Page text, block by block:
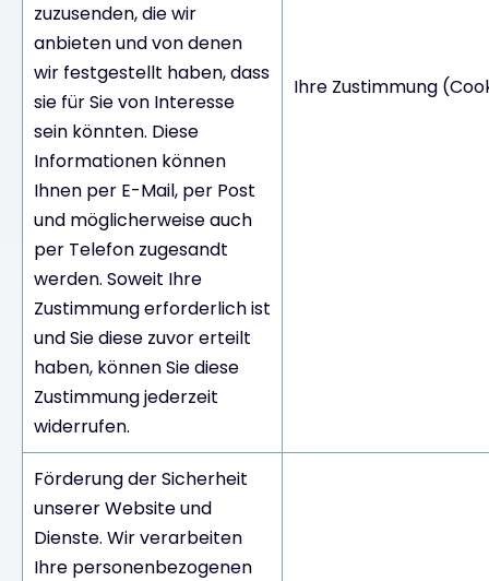
zuzusenden, die wir
anbieten und von denen
wir festgestellt haben, dass
sie für Sie von Interesse
sein könnten. Diese
Informationen können
Ihnen per E-Mail, per Post
und möglicherweise auch
per Telefon zugesandt
werden. Soweit Ihre
Zustimmung erforderlich ist
und Sie diese zuvor erteilt
haben, können Sie diese
Zustimmung jederzeit
widerrufen.
Ihre Zustimmung
Förderung der Sicherheit
unserer Website und
Dienste. Wir verarbeiten
Ihre personenbezogenen